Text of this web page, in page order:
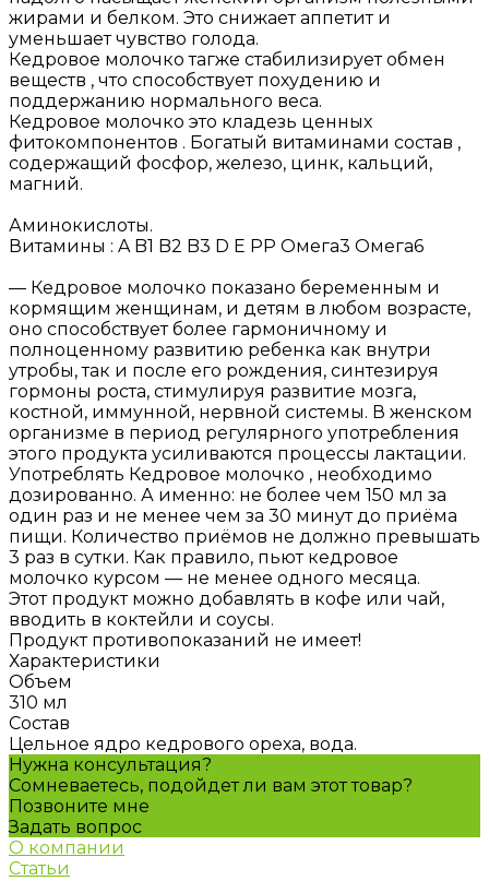
жирами и белком. Это снижает аппетит и
уменьшает чувство голода.
Кедровое молочко тагже стабилизирует обмен
веществ , что способствует похудению и
поддержанию нормального веса.
Кедровое молочко это кладезь ценных
фитокомпонентов . Богатый витаминами состав ,
содержащий фосфор, железо, цинк, кальций,
магний.
Аминокислоты.
Витамины : A B1 B2 B3 D E PP Омега3 Омега6
— Кедровое молочко показано беременным и
кормящим женщинам, и детям в любом возрасте,
оно способствует более гармоничному и
полноценному развитию ребенка как внутри
утробы, так и после его рождения, синтезируя
гормоны роста, стимулируя развитие мозга,
костной, иммунной, нервной системы. В женском
организме в период регулярного употребления
этого продукта усиливаются процессы лактации.
Употреблять Кедровое молочко , необходимо
дозированно. А именно: не более чем 150 мл за
один раз и не менее чем за 30 минут до приёма
пищи. Количество приёмов не должно превышать
3 раз в сутки. Как правило, пьют кедровое
молочко курсом — не менее одного месяца.
Этот продукт можно добавлять в кофе или чай,
вводить в коктейли и соусы.
Продукт противопоказаний не имеет!
Характеристики
Объем
310 мл
Состав
Цельное ядро кедрового ореха, вода.
Нужна консультация?
Сомневаетесь, подойдет ли вам этот товар?
Позвоните мне
Задать вопрос
О компании
Статьи